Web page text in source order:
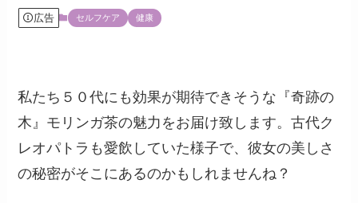
広告 セルフケア 健康
私たち５０代にも効果が期待できそうな『奇跡の
木』モリンガ茶の魅力をお届け致します。古代ク
レオパトラも愛飲していた様子で、彼女の美しさ
の秘密がそこにあるのかもしれませんね？